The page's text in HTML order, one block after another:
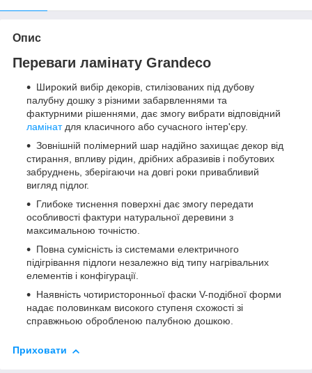
Опис
Переваги ламінату Grandeco
Широкий вибір декорів, стилізованих під дубову
палубну дошку з різними забарвленнями та
фактурними рішеннями, дає змогу вибрати відповідний
ламінатдля класичного або сучасного інтер'єру.
Зовнішній полімерний шар надійно захищає декор від
стирання, впливу рідин, дрібних абразивів і побутових
забруднень, зберігаючи на довгі роки привабливий
вигляд підлог.
Глибоке тиснення поверхні дає змогу передати
особливості фактури натуральної деревини з
максимальною точністю.
Повна сумісність із системами електричного
підігрівання підлоги незалежно від типу нагрівальних
елементів і конфігурації.
Наявність чотиристоронньої фаски V-подібної форми
надає половинкам високого ступеня схожості зі
справжньою обробленою палубною дошкою.
Приховати